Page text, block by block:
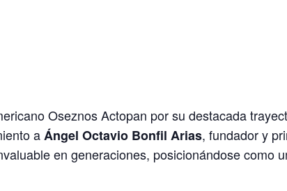
Oseznos Actopan por su destacada
aÁngel Octavio Bonfil Arias, fundador y
en generaciones, posicionándose como